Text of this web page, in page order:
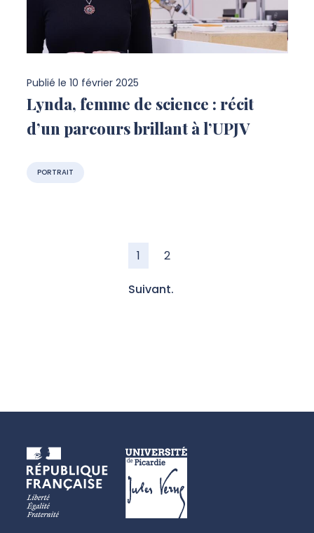
Publié le 10 février 2025
Lynda, femme de science : récit
d’un parcours brillant à l’UPJV
PORTRAIT
1 2
Suivant.